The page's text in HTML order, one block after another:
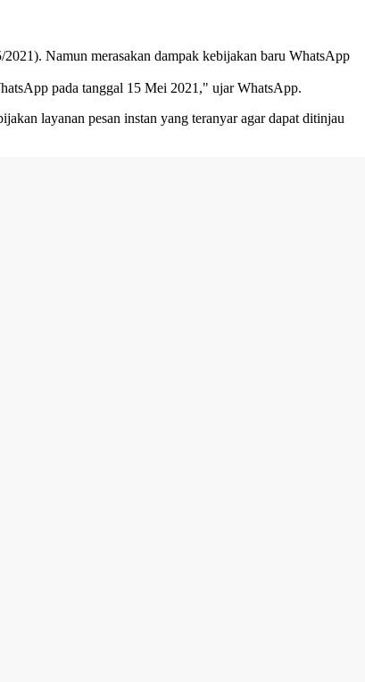
Namun merasakan dampak kebijakan baru WhatsApp
pada tanggal 15 Mei 2021," ujar WhatsApp.
layanan pesan instan yang teranyar agar dapat ditinjau